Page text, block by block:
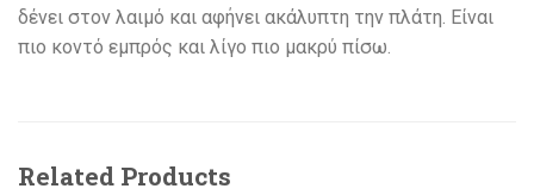
δένει στον λαιμό και αφήνει ακάλυπτη την πλάτη. Είναι
πιο κοντό εμπρός και λίγο πιο μακρύ πίσω.
Related Products